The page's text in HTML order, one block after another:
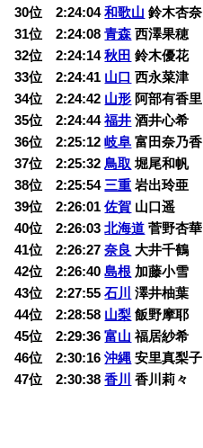
30位 2:24:04和歌山 鈴木杏奈
31位 2:24:08青森 西澤果穂
32位 2:24:14秋田 鈴木優花
33位 2:24:41 山口 西永菜津
34位 2:24:42 山形 阿部有香里
35位 2:24:44福井 酒井心希
36位 2:25:12岐阜 富田奈乃香
37位 2:25:32鳥取 堀尾和帆
38位 2:25:54 三重 岩出玲亜
39位 2:26:01佐賀 山口遥
40位 2:26:03北海道 菅野杏華
41位 2:26:27奈良 大井千鶴
42位 2:26:40島根 加藤小雪
43位 2:27:55石川
澤井柚葉
44位 2:28:58 山梨 飯野摩耶
45位 2:29:36富山 福居紗希
46位 2:30:16沖縄 安里真梨子
47位 2:30:38香川 香川莉々